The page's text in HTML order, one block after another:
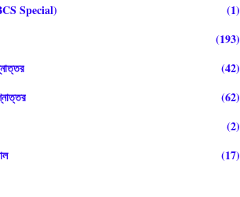
Special)
1
193
42
62
2
17